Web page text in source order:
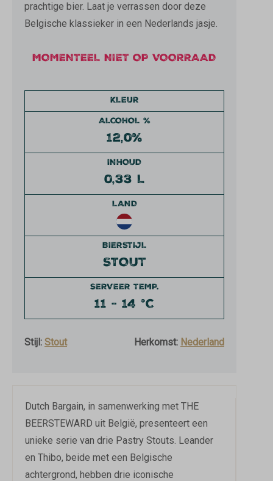
prachtige bier. Laat je verrassen door deze
Belgische klassieker in een Nederlands jasje.
KLEUR
ALCOHOL %
12,0%
INHOUD
0,33 L
LAND
BIERSTIJL
STOUT
SERVEER TEMP.
11 - 14 °C
Stijl: Stout Herkomst: Nederland
MOMENTEEL NIET OP VOORRAAD
Dutch Bargain, in samenwerking met THE
BEERSTEWARD uit België, presenteert een
unieke serie van drie Pastry Stouts. Leander
en Thibo, beide met een Belgische
achtergrond, hebben drie iconische